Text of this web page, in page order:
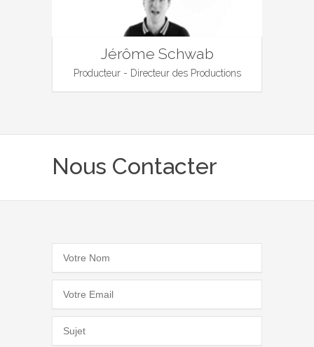
Jérôme Schwab
Producteur - Directeur des Productions
Nous Contacter